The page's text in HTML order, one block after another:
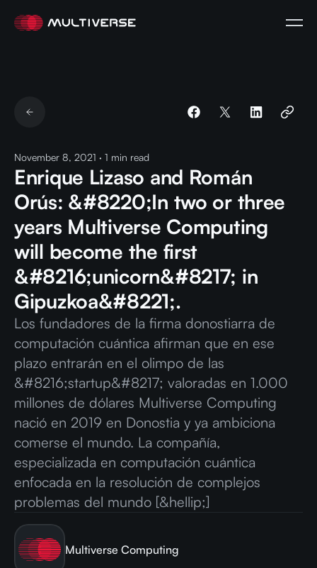
November 8, 2021 · 1 min read
Enrique Lizaso and Román
Orús: &#8220;In two or three
years Multiverse Computing
will become the first
&#8216;unicorn&#8217; in
Gipuzkoa&#8221;.
Los fundadores de la firma donostiarra de
computación cuántica afirman que en ese
plazo entrarán en el olimpo de las
&#8216;startup&#8217; valoradas en 1.000
millones de dólares Multiverse Computing
nació en 2019 en Donostia y ya ambiciona
comerse el mundo. La compañía,
especializada en computación cuántica
enfocada en la resolución de complejos
problemas del mundo [&hellip;]
Multiverse Computing